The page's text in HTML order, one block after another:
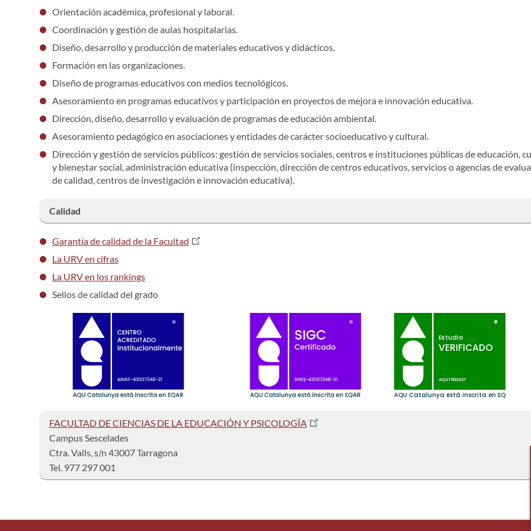
Orientación académica, profesional y laboral.
Coordinación y gestión de aulas hospitalarias.
Diseño, desarrollo y producción de materiales educativos y didácticos.
Formación en las organizaciones.
Diseño de programas educativos con medios tecnológicos.
Asesoramiento en programas educativos y participación en proyectos de mejora e innovación educativa.
Dirección, diseño, desarrollo y evaluación de programas de educación ambiental.
Asesoramiento pedagógico en asociaciones y entidades de carácter socioeducativo y cultural.
Dirección y gestión de servicios públicos: gestión de servicios sociales, centros e instituciones públicas de educación,
y bienestar social, administración educativa (inspección, dirección de centros educativos, servicios o agencias de
de calidad, centros de investigación e innovación educativa).
Calidad
Garantía de calidad de la Facultad
La URV en cifras
La URV en los rankings
Sellos de calidad del grado
FACULTAD DE CIENCIAS DE LA EDUCACIÓN Y PSICOLOGÍA
Campus Sescelades
Ctra. Valls, s/n 43007 Tarragona
Tel. 977 297 001